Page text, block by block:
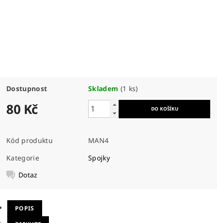
Dostupnost Skladem (1 ks)
80 Kč
Kód produktu
MAN4
Kategorie
Spojky
Dotaz
POPIS